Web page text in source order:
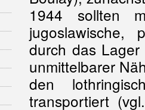
1944 sollten
jugoslawische,
durch das
unmittelbarer
den
transportiert